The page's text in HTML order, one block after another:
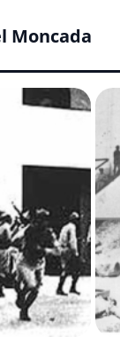
Moncada